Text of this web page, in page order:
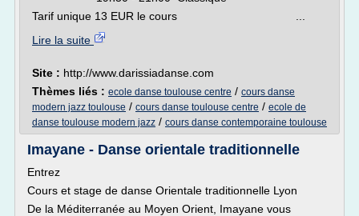
Tarif unique 13 EUR le cours ...
Lire la suite
Site : http://www.darissiadanse.com
Thèmes liés : ecole danse toulouse centre / cours danse
modern jazz toulouse / cours danse toulouse centre / ecole de
danse toulouse modern jazz / cours danse contemporaine toulouse
Imayane - Danse orientale traditionnelle
Entrez
Cours et stage de danse Orientale traditionnelle Lyon
De la Méditerranée au Moyen Orient, Imayane vous